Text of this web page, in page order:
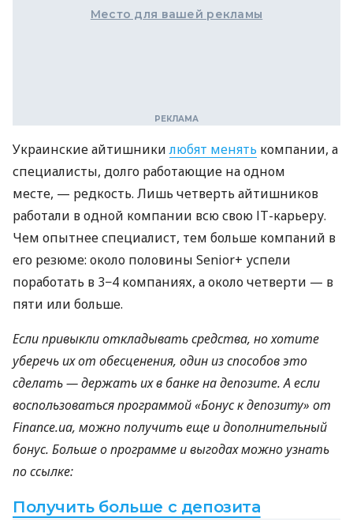
Место для вашей рекламы
Украинские айтишникилюбят менять компании, а
специалисты, долго работающие на одном
месте, — редкость. Лишь четверть айтишников
работали в одной компании всю свою ІТ-карьеру.
Чем опытнее специалист, тем больше компаний в
его резюме: около половины Senior+ успели
поработать в 3−4 компаниях, а около четверти — в
пяти или больше.
Если привыкли откладывать средства, но хотите
уберечь их от обесценения, один из способов это
сделать — держать их в банке на депозите. А если
воспользоваться программой «Бонус к депозиту» от
Finance.ua, можно получить еще и дополнительный
бонус. Больше о программе и выгодах можно узнать
по ссылке:
Получить больше с депозита